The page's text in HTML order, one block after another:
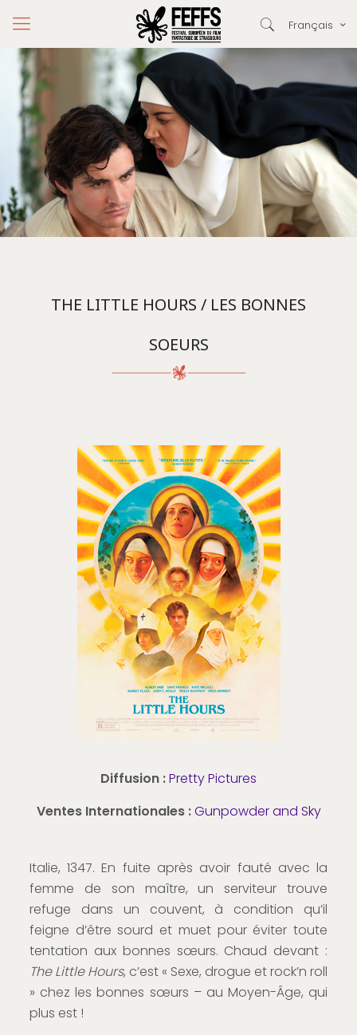
Français
THE LITTLE HOURS / LES BONNES
SOEURS
Diffusion :Pretty Pictures
Ventes Internationales :Gunpowder and Sky
Italie, 1347. En fuite après avoir fauté avec la
femme de son maître, un serviteur trouve
refuge dans un couvent, à condition qu’il
feigne d’être sourd et muet pour éviter toute
tentation aux bonnes sœurs. Chaud devant :
The Little Hours, c’est « Sexe, drogue et rock’n roll
» chez les bonnes sœurs – au Moyen-Âge, qui
plus est !